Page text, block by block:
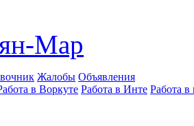
Мар
Жалобы Объявления
в Воркуте Работа в Инте Работа в